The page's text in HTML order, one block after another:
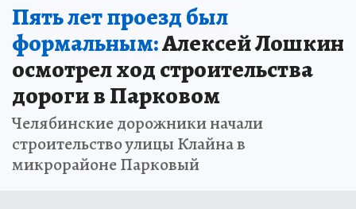
Пять лет проезд был
формальным:Алексей Лошкин
осмотрел ход строительства
дороги в Парковом
Челябинские дорожники начали
строительство улицы Клайна в
микрорайоне Парковый